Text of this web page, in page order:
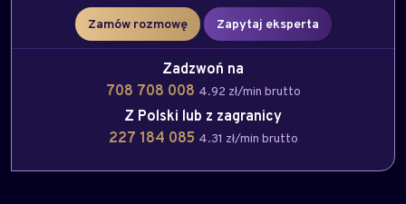
Zamów rozmowę Zapytaj eksperta
Zadzwoń na
708 708 008 4.92 zł/min brutto
Z Polski lub z zagranicy
227 184 085 4.31 zł/min brutto